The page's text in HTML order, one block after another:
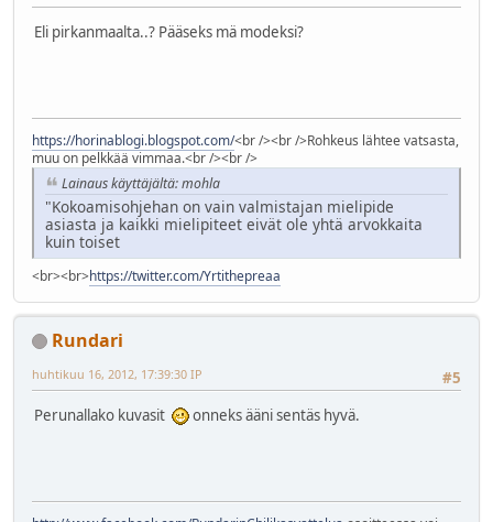
Eli pirkanmaalta..? Pääseks mä modeksi?
https://horinablogi.blogspot.com/<br /><br />Rohkeus lähtee vatsasta,
muu on pelkkää vimmaa.<br /><br />
Lainaus käyttäjältä: mohla
"Kokoamisohjehan on vain valmistajan mielipide
asiasta ja kaikki mielipiteet eivät ole yhtä arvokkaita
kuin toiset
<br><br>https://twitter.com/Yrtithepreaa
Rundari
#5
huhtikuu 16, 2012, 17:39:30 IP
Perunallako kuvasit onneks ääni sentäs hyvä.